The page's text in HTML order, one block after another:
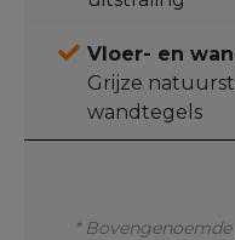
Vloer- en
Grijze
wandtegels
*